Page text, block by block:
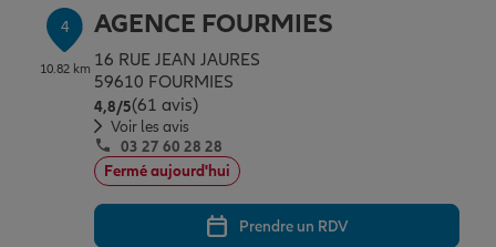
4
10.82 km
AGENCE FOURMIES
16 RUE JEAN JAURES
59610 FOURMIES
4,8/5Note de 4.8 sur 5
(61 avis)
Voir les avis
03 27 60 28 28
Fermé aujourd'hui
Prendre un RDV